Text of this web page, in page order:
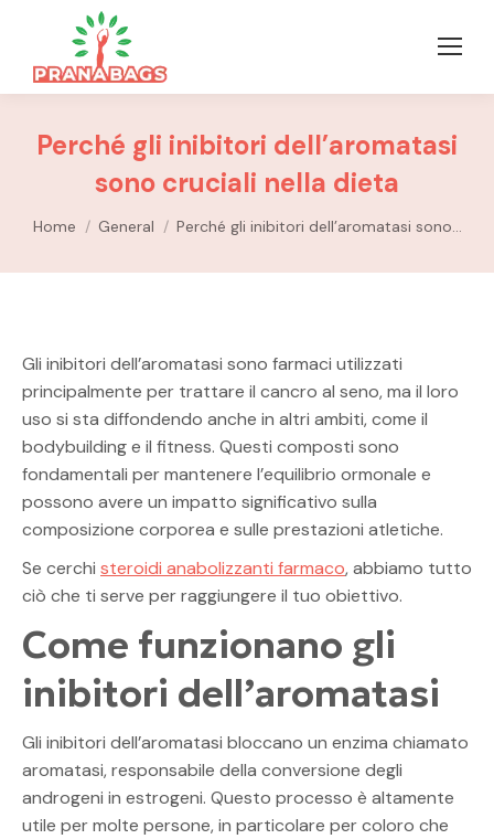
Perché gli inibitori dell’aromatasi
sono cruciali nella dieta
You are here:
Home General Perché gli inibitori dell’aromatasi sono…
Gli inibitori dell’aromatasi sono farmaci utilizzati
principalmente per trattare il cancro al seno, ma il loro
uso si sta diffondendo anche in altri ambiti, come il
bodybuilding e il fitness. Questi composti sono
fondamentali per mantenere l’equilibrio ormonale e
possono avere un impatto significativo sulla
composizione corporea e sulle prestazioni atletiche.
Se cerchi steroidi anabolizzanti farmaco, abbiamo tutto
ciò che ti serve per raggiungere il tuo obiettivo.
Come funzionano gli
inibitori dell’aromatasi
Gli inibitori dell’aromatasi bloccano un enzima chiamato
aromatasi, responsabile della conversione degli
androgeni in estrogeni. Questo processo è altamente
utile per molte persone, in particolare per coloro che